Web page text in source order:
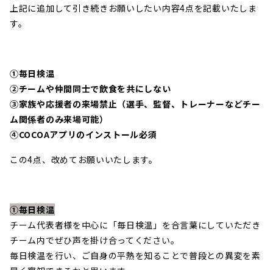
上記に追加して引き続きお願いしたい内容4点を記載いたしま
す。
①毎日検温
②チームや仲間同士で飲食を共にしない
③家族や応援者の来場禁止（選手、監督、トレーナーなどチー
ム関係者のみ来場可能）
④COCOAアプリのインストール必須
この4点、改めてお願いいたします。
①毎日検温
チーム代表者様を中心に「毎日検温」を合言葉にしていただき
チーム内でぜひ声を掛け合ってください。
毎日検温を行い、ご自身の平熱を知ることで普段との異変を素